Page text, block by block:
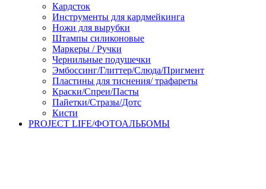
Кардсток
Инструменты для кардмейкинга
Ножи для вырубки
Штампы силиконовые
Маркеры / Ручки
Чернильные подушечки
Эмбоссинг/Глиттер/Слюда/Пригмент
Пластины для тиснения/ трафареты
Краски/Спреи/Пасты
Пайетки/Стразы/Дотс
Кисти
PROJECT LIFE/ФОТОАЛЬБОМЫ